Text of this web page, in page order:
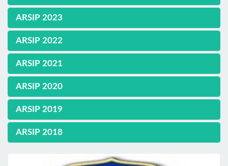
ARSIP 2023
ARSIP 2022
ARSIP 2021
ARSIP 2020
ARSIP 2019
ARSIP 2018